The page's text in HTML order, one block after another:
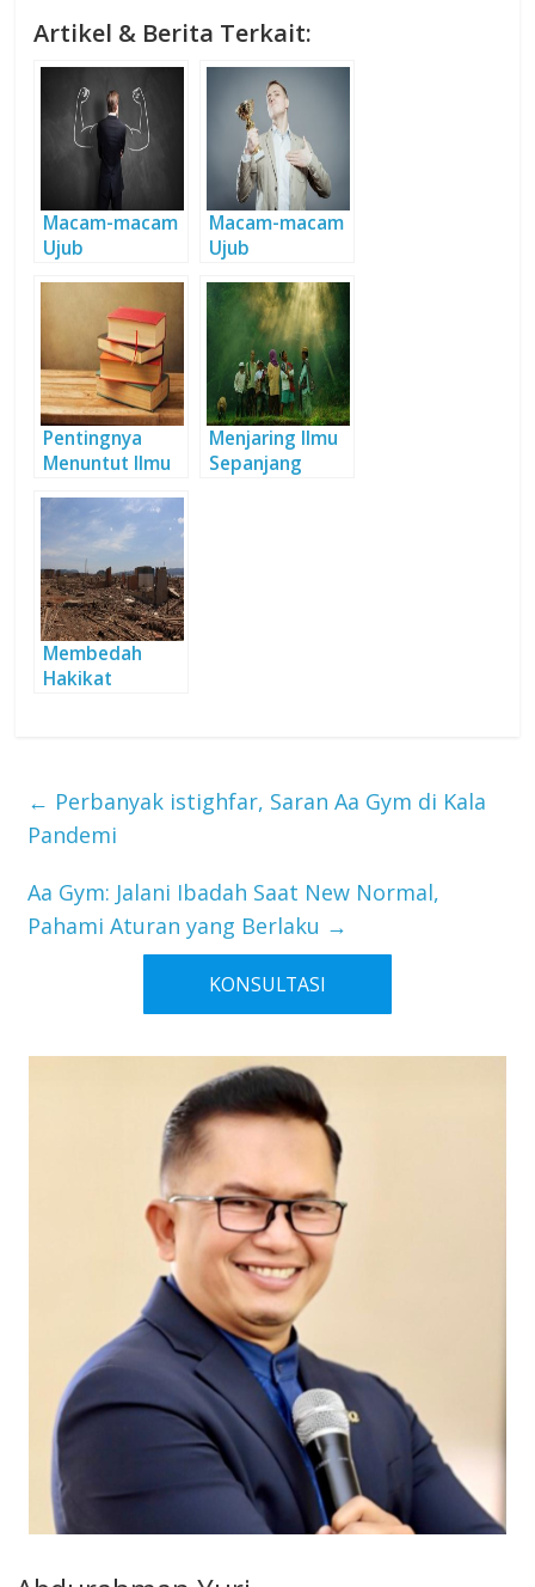
Artikel & Berita Terkait:
Macam-macam
Ujub
Macam-macam
Ujub
Pentingnya
Menuntut Ilmu
Menjaring Ilmu
Sepanjang
Membedah
Hakikat
← Perbanyak istighfar, Saran Aa Gym di Kala
Pandemi
Aa Gym: Jalani Ibadah Saat New Normal,
Pahami Aturan yang Berlaku →
KONSULTASI